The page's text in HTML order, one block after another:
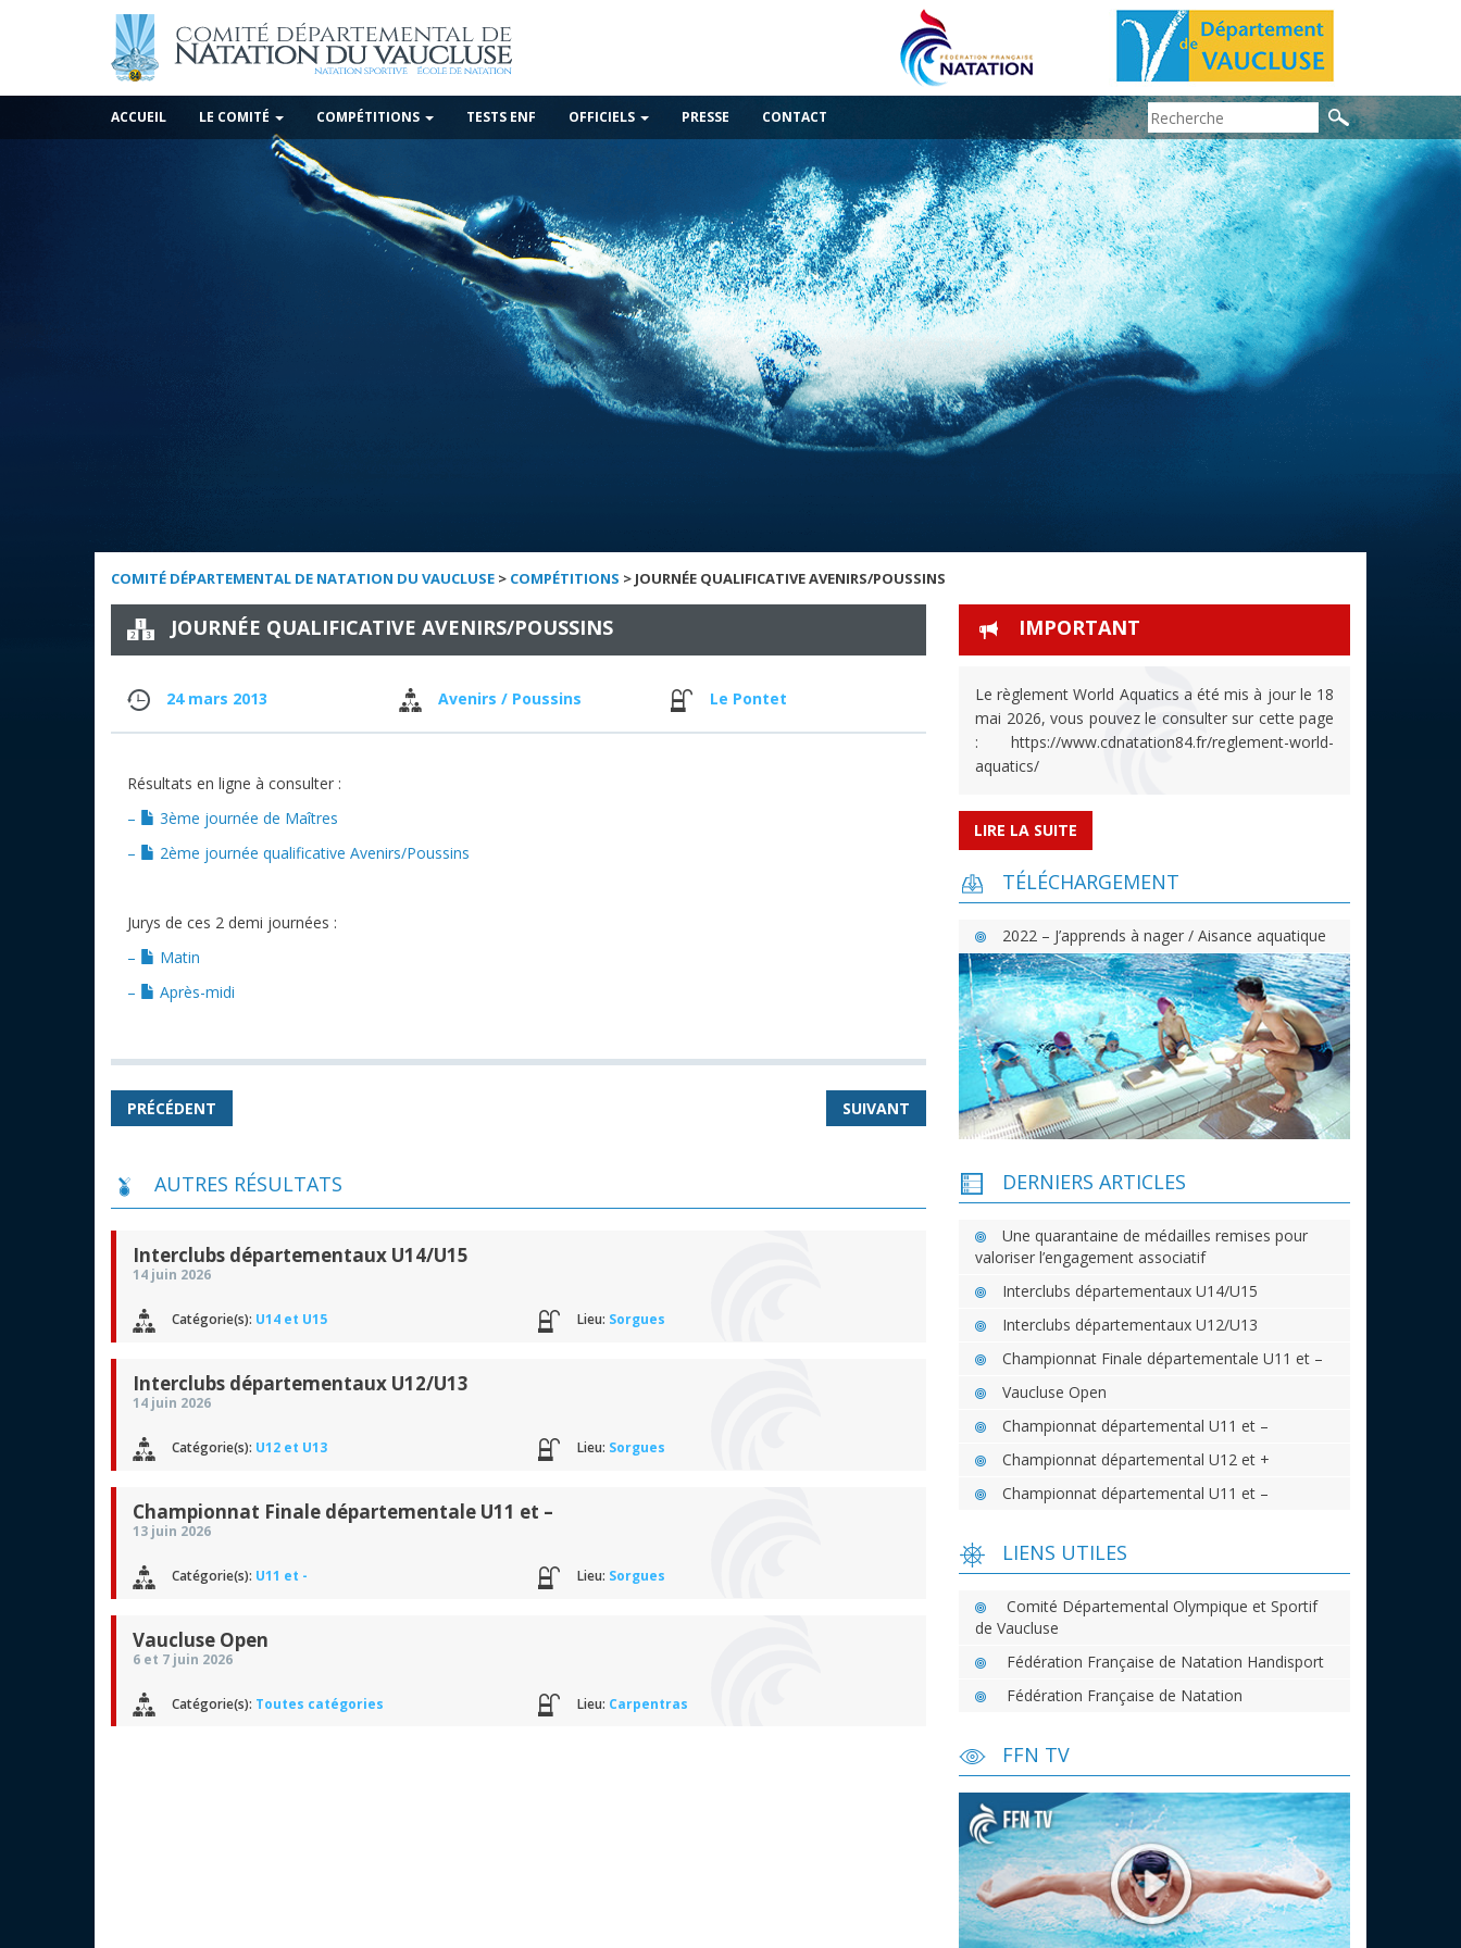
ACCUEIL LE COMITÉ COMPÉTITIONS TESTS ENF OFFICIELS PRESSE CONTACT Search:
COMITÉ DÉPARTEMENTAL DE NATATION DU VAUCLUSE > COMPÉTITIONS > JOURNÉE QUALIFICATIVE AVENIRS/POUSSINS
JOURNÉE QUALIFICATIVE AVENIRS/POUSSINS
24 mars 2013 Avenirs / Poussins Le Pontet
Résultats en ligne à consulter :
–
3ème journée de Maîtres
–
2ème journée qualificative Avenirs/Poussins
Jurys de ces 2 demi journées :
–
Matin
–
Après-midi
PRÉCÉDENT SUIVANT
AUTRES RÉSULTATS
Interclubs départementaux U14/U15
14 juin 2026
Catégorie(s): U14 et U15 Lieu: Sorgues
Interclubs départementaux U12/U13
14 juin 2026
Catégorie(s): U12 et U13 Lieu: Sorgues
Championnat Finale départementale U11 et –
13 juin 2026
Catégorie(s): U11 et - Lieu: Sorgues
Vaucluse Open
6 et 7 juin 2026
Catégorie(s): Toutes catégories Lieu: Carpentras
IMPORTANT
Le règlement World Aquatics a été mis à jour le 18
mai 2026, vous pouvez le consulter sur cette page
: https://www.cdnatation84.fr/reglement-world-
aquatics/
LIRE LA SUITE
TÉLÉCHARGEMENT
2022 – J’apprends à nager / Aisance aquatique
DERNIERS ARTICLES
Une quarantaine de médailles remises pour
valoriser l’engagement associatif
Interclubs départementaux U14/U15
Interclubs départementaux U12/U13
Championnat Finale départementale U11 et –
Vaucluse Open
Championnat départemental U11 et –
Championnat départemental U12 et +
Championnat départemental U11 et –
LIENS UTILES
Comité Départemental Olympique et Sportif
de Vaucluse
Fédération Française de Natation Handisport
Fédération Française de Natation
FFN TV